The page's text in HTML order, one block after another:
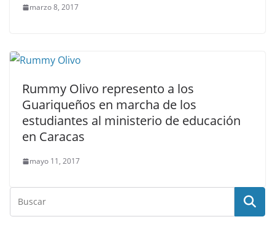
marzo 8, 2017
Rummy Olivo represento a los
Guariqueños en marcha de los
estudiantes al ministerio de educación
en Caracas
mayo 11, 2017